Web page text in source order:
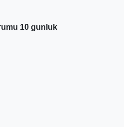
10 gunluk